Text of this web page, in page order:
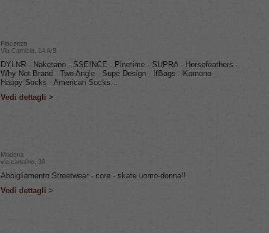
Piacenza
Via Camicia, 14 A/B
DYLNR - Naketano - SSEINCE - Pinetime - SUPRA - Horsefeathers -
Why Not Brand - Two Angle - Supe Design - IfBags - Komono -
Happy Socks - American Socks…
Vedi dettagli >
Modena
via canalino, 38
Abbigliamento Streetwear - core - skate uomo-donna!!
Vedi dettagli >